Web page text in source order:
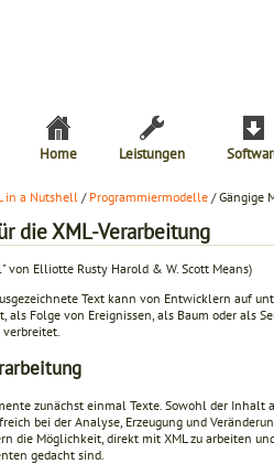
Home Leistungen
in a Nutshell/ Programmiermodelle / Gängige
die XML-Verarbeitung
von Elliotte Rusty Harold & W. Scott Means)
Text kann von Entwicklern auf
als Folge von Ereignissen, als Baum oder als
zunächst einmal Texte. Sowohl der
bei der Analyse, Erzeugung und
die Möglichkeit, direkt mit XML zu arbeiten
gedacht sind.